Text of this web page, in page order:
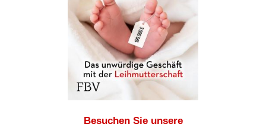
Besuchen Sie unsere